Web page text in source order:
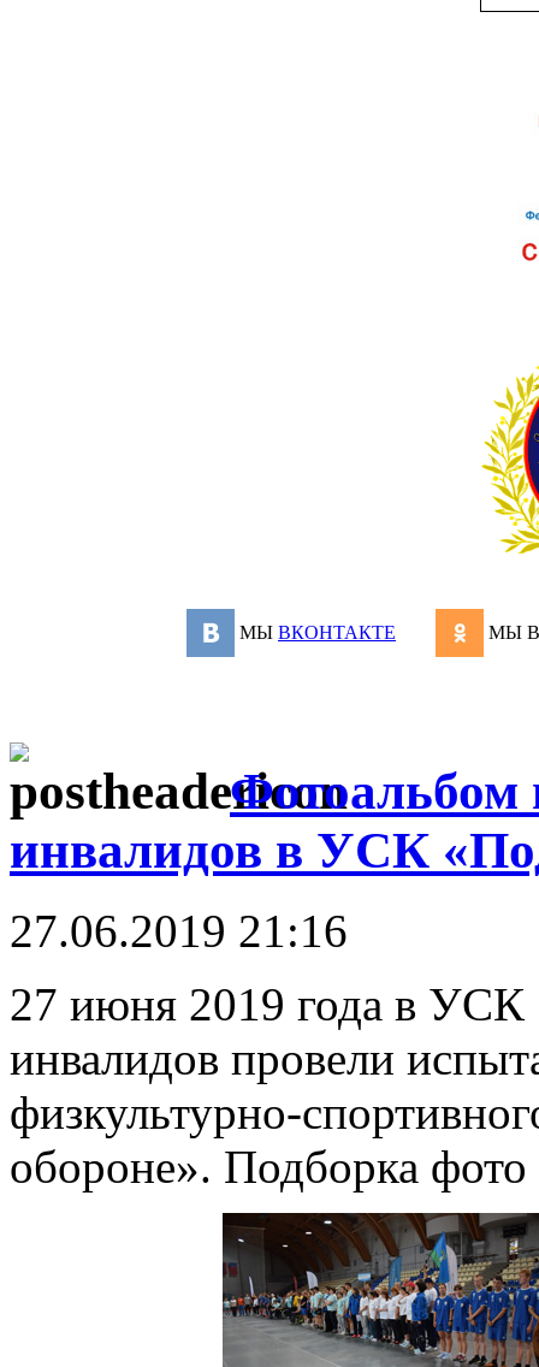
МЫ ВКОНТАКТЕ МЫ
Фотоальбом
инвалидов в УСК
27.06.2019 21:16
27 июня 2019 года в УСК
инвалидов провели
физкультурно-
обороне». Подборка фото